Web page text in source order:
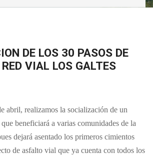
DE LOS 30 PASOS DE
VIAL LOS GALTES
abril, realizamos la socialización de un
beneficiará a varias comunidades de la
dejará asentado los primeros cimientos
de asfalto vial que ya cuenta con todos los